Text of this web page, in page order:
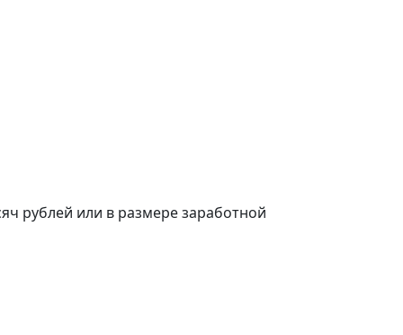
рублей или в размере заработной